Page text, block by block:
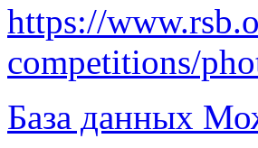
https://
competitions/
База данных